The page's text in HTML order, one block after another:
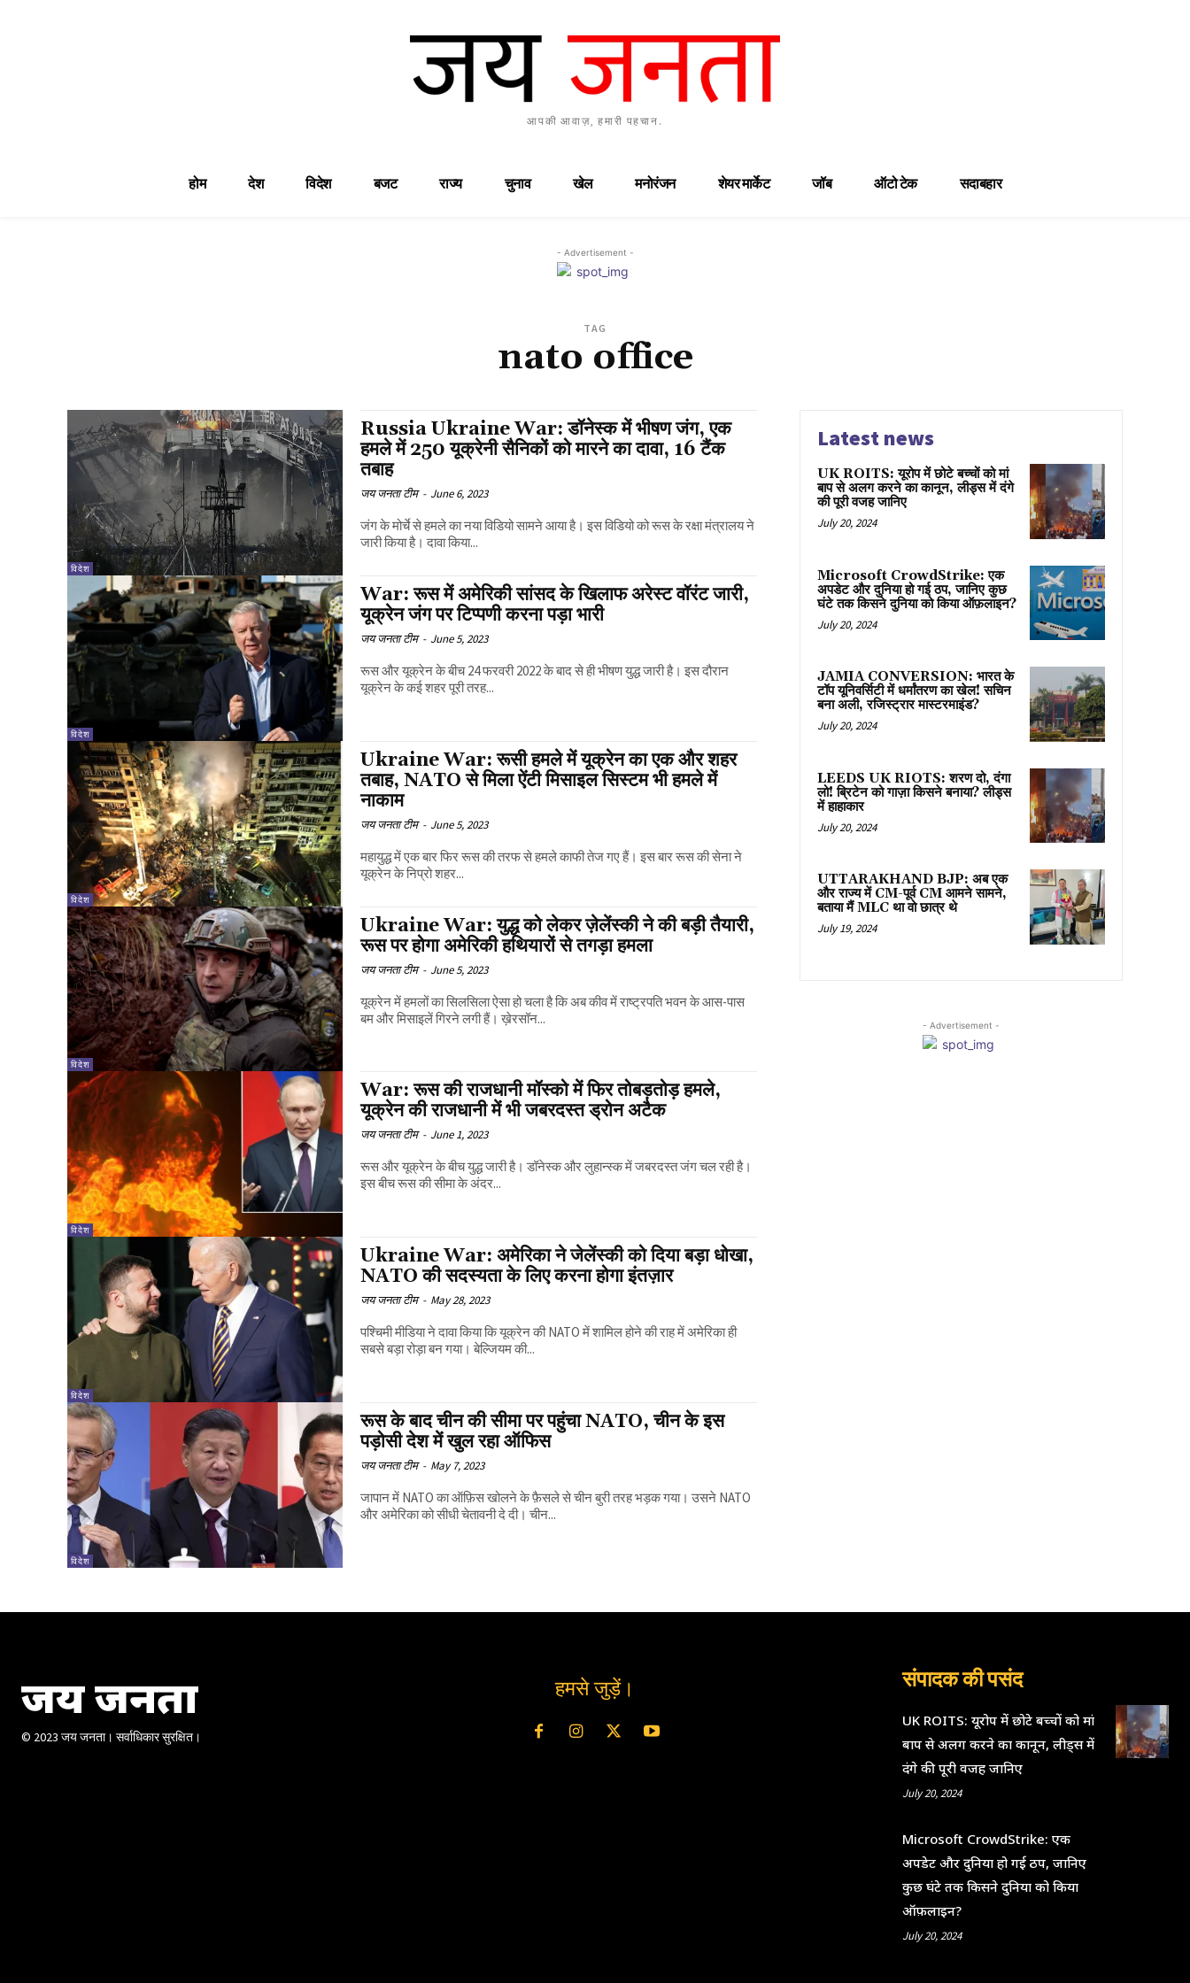
आपकी आवाज़, हमारी पहचान.
होम देश विदेश बजट राज्य चुनाव खेल मनोरंजन शेयर मार्केट जॉब ऑटो टेक सदाबहार
- Advertisement -
TAG
nato office
विदेश
Russia Ukraine War: डॉनेस्क में भीषण जंग, एक
हमले में 250 यूक्रेनी सैनिकों को मारने का दावा, 16 टैंक
तबाह
जय जनता टीम - June 6, 2023
जंग के मोर्चे से हमले का नया विडियो सामने आया है। इस विडियो को रूस के रक्षा मंत्रालय ने
जारी किया है। दावा किया...
विदेश
War: रूस में अमेरिकी सांसद के खिलाफ अरेस्ट वॉरंट जारी,
यूक्रेन जंग पर टिप्पणी करना पड़ा भारी
जय जनता टीम - June 5, 2023
रूस और यूक्रेन के बीच 24 फरवरी 2022 के बाद से ही भीषण युद्ध जारी है। इस दौरान
यूक्रेन के कई शहर पूरी तरह...
विदेश
Ukraine War: रूसी हमले में यूक्रेन का एक और शहर
तबाह, NATO से मिला ऐंटी मिसाइल सिस्टम भी हमले में
नाकाम
जय जनता टीम - June 5, 2023
महायुद्ध में एक बार फिर रूस की तरफ से हमले काफी तेज गए हैं। इस बार रूस की सेना ने
यूक्रेन के निप्रो शहर...
विदेश
Ukraine War: युद्ध को लेकर ज़ेलेंस्की ने की बड़ी तैयारी,
रूस पर होगा अमेरिकी हथियारों से तगड़ा हमला
जय जनता टीम - June 5, 2023
यूक्रेन में हमलों का सिलसिला ऐसा हो चला है कि अब कीव में राष्ट्रपति भवन के आस-पास
बम और मिसाइलें गिरने लगी हैं। ख़ेरसॉन...
विदेश
War: रूस की राजधानी मॉस्को में फिर तोबड़तोड़ हमले,
यूक्रेन की राजधानी में भी जबरदस्त ड्रोन अटैक
जय जनता टीम - June 1, 2023
रूस और यूक्रेन के बीच युद्ध जारी है। डॉनेस्क और लुहान्स्क में जबरदस्त जंग चल रही है।
इस बीच रूस की सीमा के अंदर...
विदेश
Ukraine War: अमेरिका ने जेलेंस्की को दिया बड़ा धोखा,
NATO की सदस्यता के लिए करना होगा इंतज़ार
जय जनता टीम - May 28, 2023
पश्चिमी मीडिया ने दावा किया कि यूक्रेन की NATO में शामिल होने की राह में अमेरिका ही
सबसे बड़ा रोड़ा बन गया। बेल्जियम की...
विदेश
रूस के बाद चीन की सीमा पर पहुंचा NATO, चीन के इस
पड़ोसी देश में खुल रहा ऑफिस
जय जनता टीम - May 7, 2023
जापान में NATO का ऑफ़िस खोलने के फ़ैसले से चीन बुरी तरह भड़क गया। उसने NATO
और अमेरिका को सीधी चेतावनी दे दी। चीन...
Latest news
UK ROITS: यूरोप में छोटे बच्चों को मां
बाप से अलग करने का कानून, लीड्स में दंगे
की पूरी वजह जानिए
July 20, 2024
Microsoft CrowdStrike: एक
अपडेट और दुनिया हो गई ठप, जानिए कुछ
घंटे तक किसने दुनिया को किया ऑफ़लाइन?
July 20, 2024
JAMIA CONVERSION: भारत के
टॉप यूनिवर्सिटी में धर्मांतरण का खेल! सचिन
बना अली, रजिस्ट्रार मास्टरमाइंड?
July 20, 2024
LEEDS UK RIOTS: शरण दो, दंगा
लो! ब्रिटेन को गाज़ा किसने बनाया? लीड्स
में हाहाकार
July 20, 2024
UTTARAKHAND BJP: अब एक
और राज्य में CM-पूर्व CM आमने सामने,
बताया मैं MLC था वो छात्र थे
July 19, 2024
- Advertisement -
जय जनता
© 2023 जय जनता। सर्वाधिकार सुरक्षित।
हमसे जुड़ें। संपादक की पसंद
UK ROITS: यूरोप में छोटे बच्चों को मां
बाप से अलग करने का कानून, लीड्स में
दंगे की पूरी वजह जानिए
July 20, 2024
Microsoft CrowdStrike: एक
अपडेट और दुनिया हो गई ठप, जानिए
कुछ घंटे तक किसने दुनिया को किया
ऑफ़लाइन?
July 20, 2024